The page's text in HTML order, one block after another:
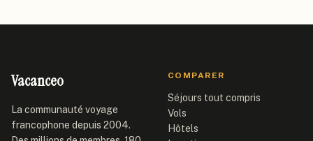
Vacanceo
La communauté voyage
francophone depuis 2004.
COMPARER
Séjours tout compris
Vols
Hôtels